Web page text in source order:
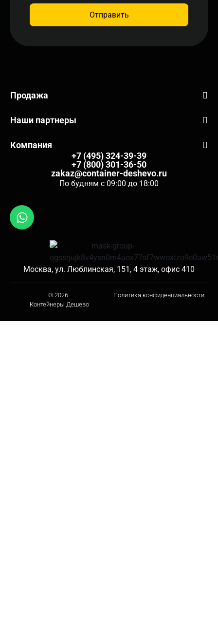
Отправить
Продажа
Наши партнеры
Компания
+7 (495) 324-39-39
+7 (800) 301-36-50
zakaz@container-deshevo.ru
По будням с 09:00 до 18:00
Москва, ул. Люблинская, 151, 4 этаж, офис 410
© 2026
Контейнеры Дешево
Политика конфиденциальности